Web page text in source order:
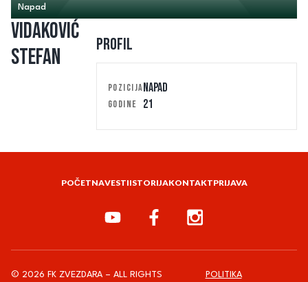
Napad
Vidaković
Stefan
Profil
POZICIJANAPAD
GODINE 21
POČETNAVESTIISTORIJAKONTAKTPRIJAVA
© 2026 FK ZVEZDARA – ALL RIGHTS POLITIKA